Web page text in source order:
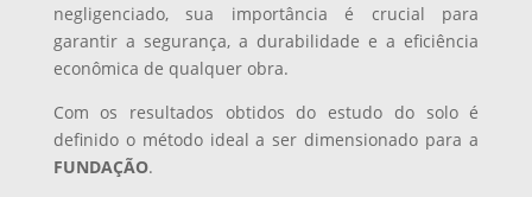
negligenciado, sua importância é crucial para
garantir a segurança, a durabilidade e a eficiência
econômica de qualquer obra.
Com os resultados obtidos do estudo do solo é
definido o método ideal a ser dimensionado para a
FUNDAÇÃO.